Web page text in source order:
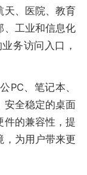
天、医院、教育
、工业和信息化
务访问入口，
、笔记本、
安全稳定的桌面
件的兼容性，提
，为用户带来更